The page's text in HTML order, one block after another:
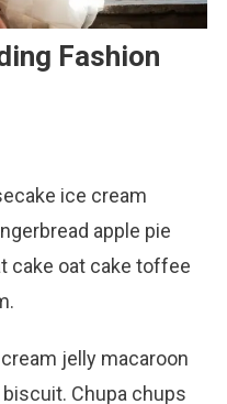
Fashion
ice cream
apple pie
cake oat cake toffee
jelly macaroon
Chupa chups